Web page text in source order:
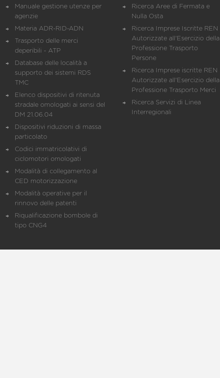
Manuale gestione utenze per
agenzie
Materia ADR-RID-ADN
Trasporto delle merci
deperibili - ATP
Database delle località a
supporto dei sistemi RDS
TMC
Elenco dispositivi di ritenuta
stradale omologati ai sensi del
DM 21.06.04
Dispositivi riduzioni di massa
particolato
Codici immatricolativi di
ciclomotori omologati
Modalità di collegamento al
CED motorizzazione
Modalità operative per il
rinnovo delle patenti
Riqualificazione bombole di
tipo CNG4
Ricerca Aree di Fermata e
Nulla Osta
Ricerca Imprese Iscritte REN
Autorizzate all'Esercizio della
Professione Trasporto
Persone
Ricerca Imprese iscritte REN
Autorizzate all'Esercizio della
Professione Trasporto Merci
Ricerca Servizi di Linea
Interregionali